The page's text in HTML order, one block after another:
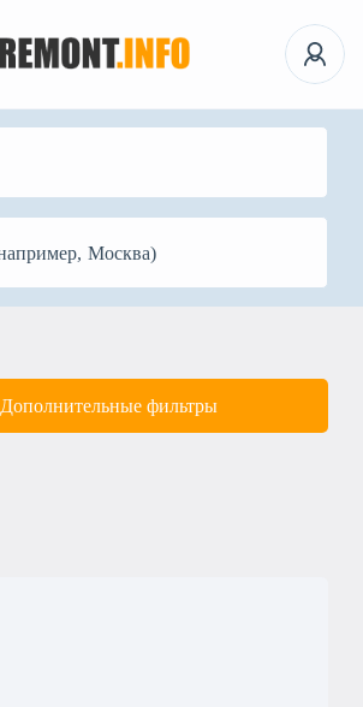
Дополнительные фильтры